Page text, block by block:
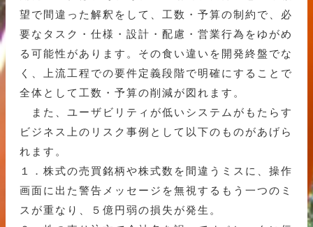
望で間違った解釈をして、工数・予算の制約で、必
要なタスク・仕様・設計・配慮・営業行為をゆがめ
る可能性があります。その食い違いを開発終盤でな
く、上流工程での要件定義段階で明確にすることで
全体として工数・予算の削減が図れます。
また、ユーザビリティが低いシステムがもたらす
ビジネス上のリスク事例として以下のものがあげら
れます。
１．株式の売買銘柄や株式数を間違うミスに、操作
画面に出た警告メッセージを無視するもう一つのミ
スが重なり、５億円弱の損失が発生。